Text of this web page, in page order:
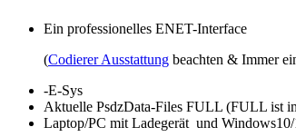
Ein professionelles ENET-Interface
(Codierer Ausstattung beachten & Immer
-E-Sys
Aktuelle PsdzData-Files FULL (FULL ist
Laptop/PC mit Ladegerät und Windows10/